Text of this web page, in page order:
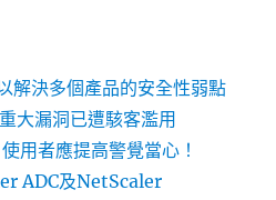
解決多個產品的安全性弱點
大漏洞已遭駭客濫用
用者應提高警覺當心！
ADC及NetScaler